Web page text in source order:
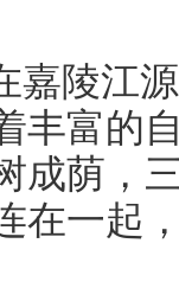
嘉陵江
丰富的
成荫，
在一起